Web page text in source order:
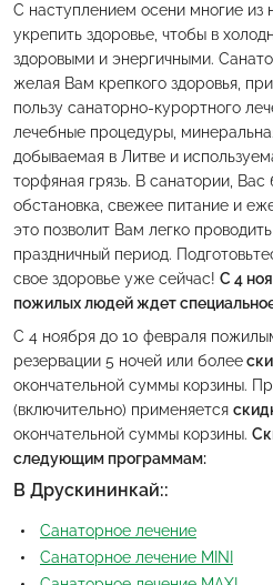
С наступлением осени многие из
укрепить здоровье, чтобы в
здоровыми и энергичными.
желая Вам крепкого здоровья,
пользу санаторно-курортного
лечебные процедуры,
добываемая в Литве и
торфяная грязь. В санатории,
обстановка, свежее питание и
это позволит Вам легко
праздничный период.
свое здоровье уже сейчас! С 4
пожилых людей ждет
С 4 ноября до 10 февраля
резервации 5 ночей или более
окончательной суммы корзины.
(включительно) применяется
окончательной суммы корзины.
следующим программам:
В Друскининкай::
Санаторнoe лечение
Санаторноe лечение MINI